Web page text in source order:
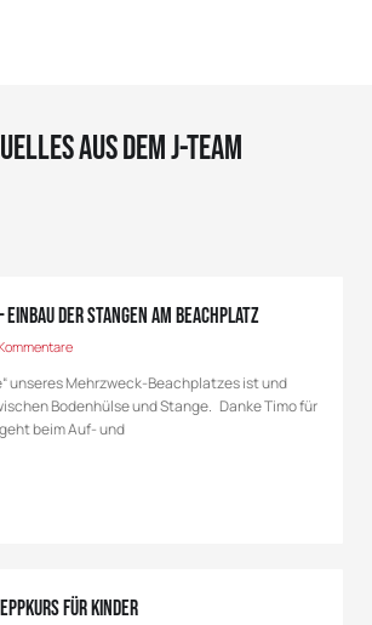
aus dem J-Team
Einbau der Stangen am Beachplatz
unseres Mehrzweck-Beachplatzes ist und
Bodenhülse und Stange. Danke Timo für
beim Auf- und
für Kinder